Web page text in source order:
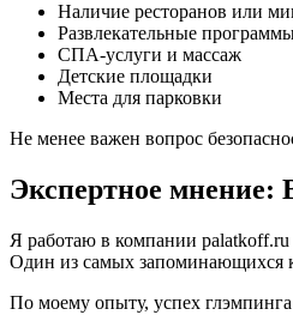
Наличие ресторанов или
Развлекательные
СПА-услуги и массаж
Детские площадки
Места для парковки
Не менее важен вопрос
Экспертное мнение:
Я работаю в компании palatkoff.ru
Один из самых запоминающихся
По моему опыту, успех